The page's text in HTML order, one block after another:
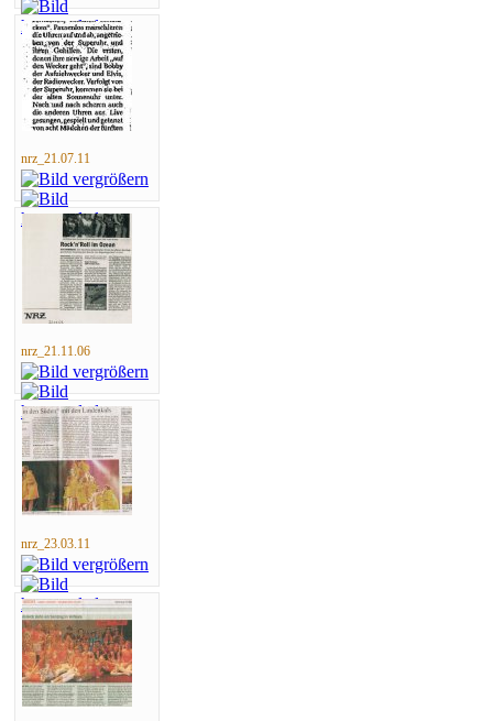
nrz_21.07.11
nrz_21.11.06
nrz_23.03.11